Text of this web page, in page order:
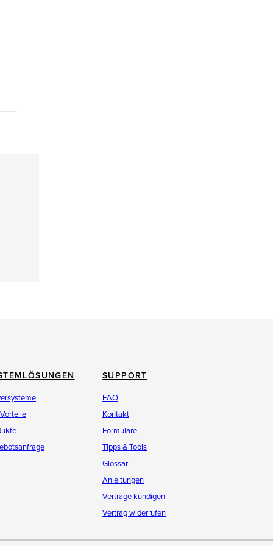
SUPPORT
FAQ
Kontakt
Formulare
Tipps & Tools
Glossar
Anleitungen
Verträge kündigen
Vertrag widerrufen